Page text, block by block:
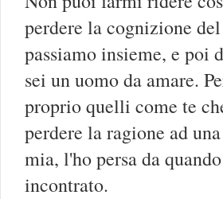
perdere la cognizione
passiamo insieme, e poi
sei un uomo da amare.
proprio quelli come te
perdere la ragione ad
mia, l'ho persa da
incontrato.